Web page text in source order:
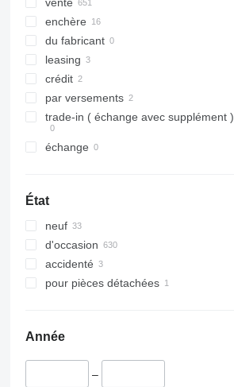
Swadro TC 1570
vente
enchère
du fabricant
leasing
crédit
par versements
trade-in ( échange avec supplément )
échange
État
neuf
d'occasion
accidenté
pour pièces détachées
Année
–